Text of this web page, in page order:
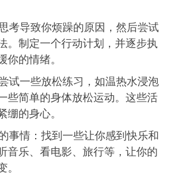
导致你烦躁的原因，然后尝试
。制定一个行动计划，并逐步执
的情绪。
一些放松练习，如温热水浸泡
些简单的身体放松运动。这些活
的身心。
情：找到一些让你感到快乐和
音乐、看电影、旅行等，让你的